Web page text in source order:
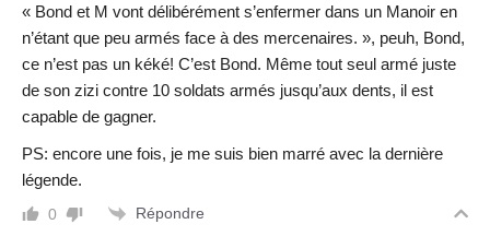
« Bond et M vont délibérément s’enfermer dans un Manoir en
n’étant que peu armés face à des mercenaires. », peuh, Bond,
ce n’est pas un kéké! C’est Bond. Même tout seul armé juste
de son zizi contre 10 soldats armés jusqu’aux dents, il est
capable de gagner.
PS: encore une fois, je me suis bien marré avec la dernière
légende.
0 Répondre